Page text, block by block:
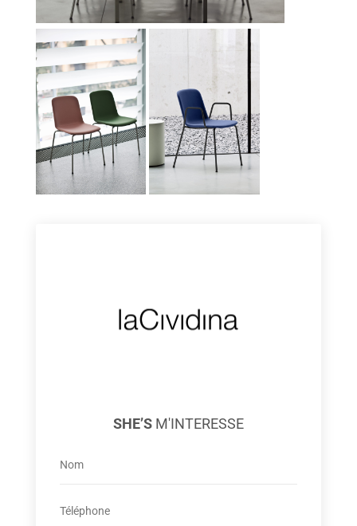
SHE’S